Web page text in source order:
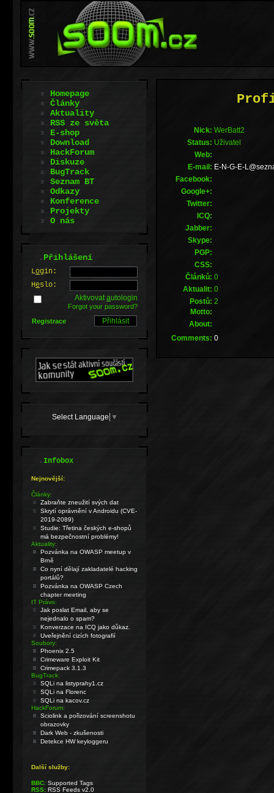
Nick: WerBatt2
Status: Uživatel
Web:
E-mail: zc.manzes@L-E-
Facebook:
Google+:
Twitter:
ICQ:
Jabber:
Skype:
PGP:
CSS:
Článků: 0
Aktualit: 0
Postů: 2
Motto:
About:
Comments: 0
Homepage
Články
Aktuality
RSS ze světa
E-shop
Download
HackForum
Diskuze
BugTrack
Seznam BT
Odkazy
Konference
Projekty
O nás
.Přihlášení
Login:
Heslo:
Aktivovatautologin
Forgot your password?
Registrace
Select Language ▼
.Infobox
Nejnovější:
Články:
Zabraňte zneužití svých dat
Skrytí oprávnění v Androidu (CVE-
2019-2089)
Studie: Třetina českých e-shopů
má bezpečnostní problémy!
Aktuality:
Pozvánka na OWASP meetup v
Brně
Co nyní dělají zakladatelé hacking
portálů?
Pozvánka na OWASP Czech
chapter meeting
IT Právo:
Jak poslat Email, aby se
nejednalo o spam?
Konverzace na ICQ jako důkaz.
Uveřejnění cizích fotografií
Soubory:
Phoenix 2.5
Crimeware Exploit Kit
Crimepack 3.1.3
BugTrack:
SQLi na listyprahy1.cz
SQLi na Florenc
SQLi na kacov.cz
HackForum:
Sciolink a pořizování screenshotu
obrazovky
Dark Web - zkušenosti
Detekce HW keyloggeru
Další služby:
BBC: Supported Tags
RSS: RSS Feeds v2.0